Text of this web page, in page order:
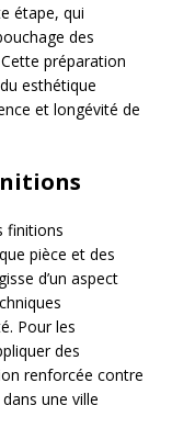
étape, qui
des
préparation
esthétique
et longévité de
finitions
pièce et des
d’un aspect
Pour les
des
renforcée contre
une ville